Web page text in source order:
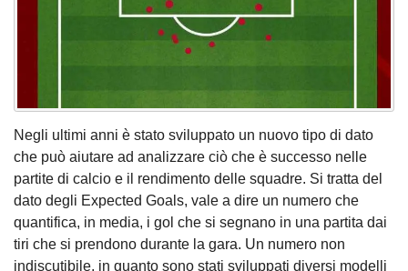
Negli ultimi anni è stato sviluppato un nuovo tipo di dato
che può aiutare ad analizzare ciò che è successo nelle
partite di calcio e il rendimento delle squadre. Si tratta del
dato degli Expected Goals, vale a dire un numero che
quantifica, in media, i gol che si segnano in una partita dai
tiri che si prendono durante la gara. Un numero non
indiscutibile, in quanto sono stati sviluppati diversi modelli